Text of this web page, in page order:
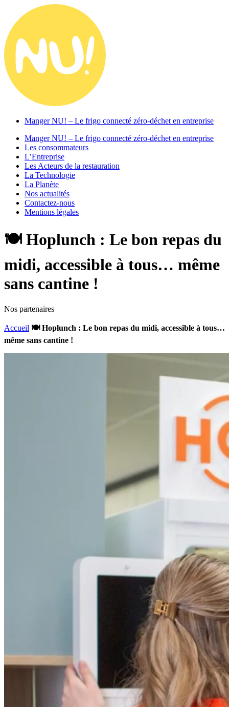
Manger NU! – Le frigo connecté zéro-déchet en entreprise
Manger NU! – Le frigo connecté zéro-déchet en entreprise
Les consommateurs
L’Entreprise
Les Acteurs de la restauration
La Technologie
La Planète
Nos actualités
Contactez-nous
Mentions légales
🍽️ Hoplunch : Le bon repas du
midi, accessible à tous… même
sans cantine !
Nos partenaires
Accueil 🍽️ Hoplunch : Le bon repas du midi, accessible à tous…
même sans cantine !